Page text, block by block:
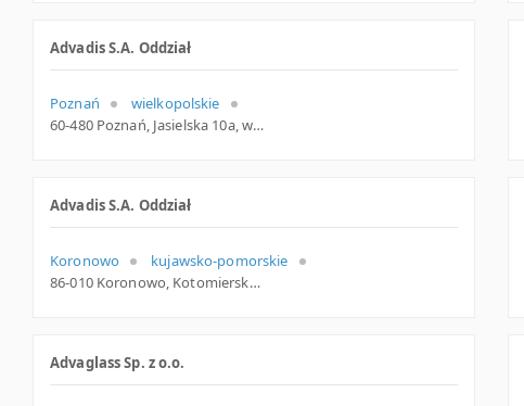
Advadis S.A. Oddział
Poznań
wielkopolskie
60-480 Poznań, Jasielska 10a, woj. Wielkopolskie, pow. Poznań, gm. Poznań
Advadis S.A. Oddział
Koronowo
kujawsko-pomorskie
86-010 Koronowo, Kotomierska 7, woj. Kujawsko-pomorskie, pow. Bydgoski, gm. Koronowo
Advaglass Sp. z o.o.